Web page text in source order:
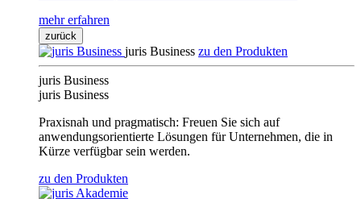
mehr erfahren
zurück
juris Business zu den Produkten
juris Business
juris Business
Praxisnah und pragmatisch: Freuen Sie sich auf
anwendungsorientierte Lösungen für Unternehmen, die in
Kürze verfügbar sein werden.
zu den Produkten